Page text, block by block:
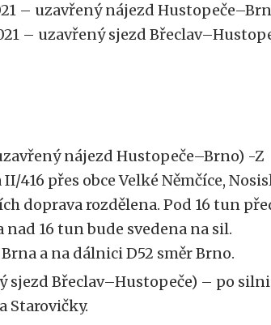
– uzavřený nájezd
– uzavřený sjezd
nájezd Hustopeče–Brno) -Z
416 přes obce Velké Němčíce,
doprava rozdělena. Pod 16 tun
16 tun bude svedena na sil.
a na dálnici D52 směr Brno.
sjezd Břeclav–Hustopeče) – po
Starovičky.